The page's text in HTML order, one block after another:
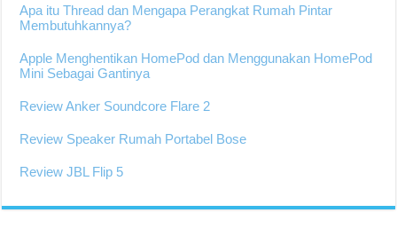
Apa itu Thread dan Mengapa Perangkat Rumah Pintar
Membutuhkannya?
Apple Menghentikan HomePod dan Menggunakan HomePod
Mini Sebagai Gantinya
Review Anker Soundcore Flare 2
Review Speaker Rumah Portabel Bose
Review JBL Flip 5